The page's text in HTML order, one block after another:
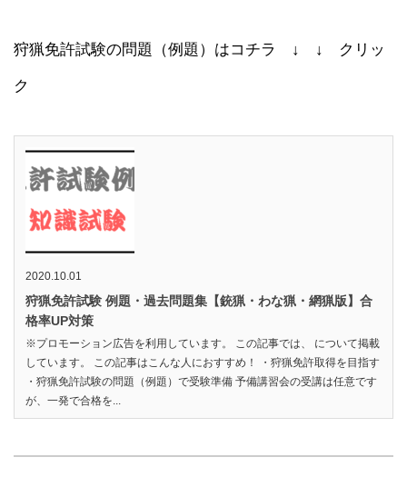
狩猟免許試験の問題（例題）はコチラ ↓ ↓ クリッ
ク
2020.10.01
狩猟免許試験 例題・過去問題集【銃猟・わな猟・網猟版】合
格率UP対策
※プロモーション広告を利用しています。 この記事では、 について掲載
しています。 この記事はこんな人におすすめ！ ・狩猟免許取得を目指す
・狩猟免許試験の問題（例題）で受験準備 予備講習会の受講は任意です
が、一発で合格を...